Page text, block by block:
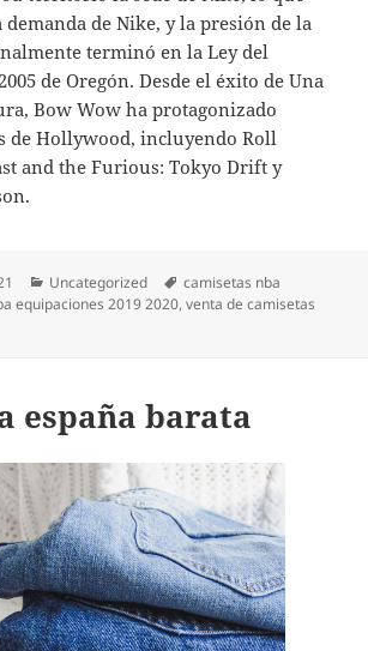
de Nike, y la presión de la
terminó en la Ley del
de Oregón. Desde el éxito de Una
Bow Wow ha protagonizado
de Hollywood, incluyendo Roll
and the Furious: Tokyo Drift y
Categorías
Uncategorized Etiquetas
camisetas nba
equipaciones 2019 2020,venta de camisetas
españa barata